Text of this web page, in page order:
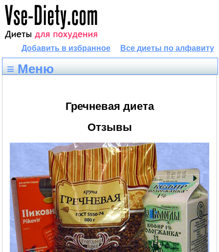
Все диеты по алфавиту
Добавить в избранное
≡ Меню
Гречневая диета
Отзывы